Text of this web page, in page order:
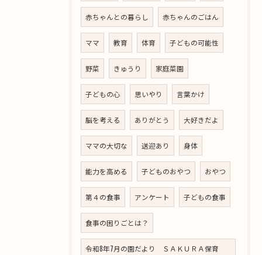
赤ちゃんとの暮らし 赤ちゃんのごはん
ママ 教育 体育 子どもの可能性
野菜 きゅうり 家庭菜園
子どもの心 思いやり 言葉かけ
脳を考える ありがとう 大好きだよ
ママの大切な 送迎あり 身体
能力を高める 子どものおやつ おやつ
第４の食事 アンケート 子どもの食事
食事の困りごとは？
令和8年7月の園だより ＳＡＫＵＲＡ保育